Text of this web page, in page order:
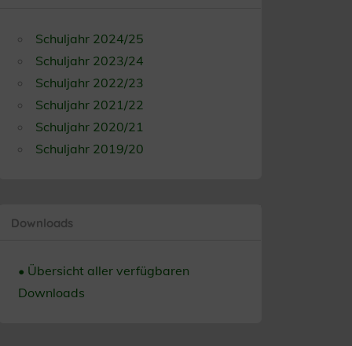
Schuljahr 2024/25
Schuljahr 2023/24
Schuljahr 2022/23
Schuljahr 2021/22
Schuljahr 2020/21
Schuljahr 2019/20
Downloads
• Übersicht aller verfügbaren
Downloads